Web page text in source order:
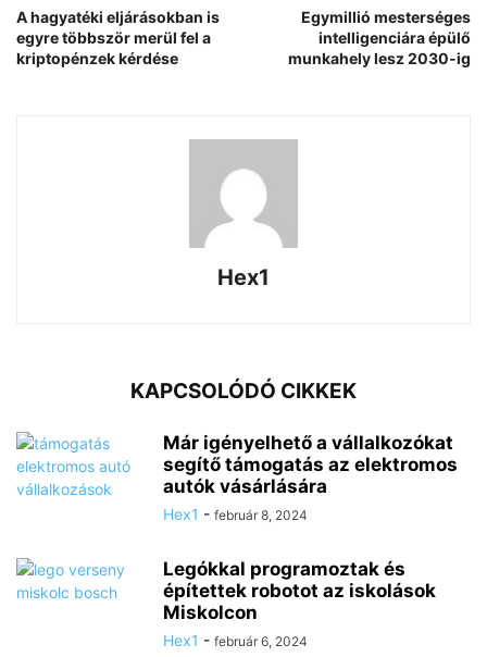
A hagyatéki eljárásokban is
egyre többször merül fel a
kriptopénzek kérdése
Egymillió mesterséges
intelligenciára épülő
munkahely lesz 2030-ig
Hex1
KAPCSOLÓDÓ CIKKEK
Már igényelhető a vállalkozókat
segítő támogatás az elektromos
autók vásárlására
Hex1 - február 8, 2024
Legókkal programoztak és
építettek robotot az iskolások
Miskolcon
Hex1 - február 6, 2024